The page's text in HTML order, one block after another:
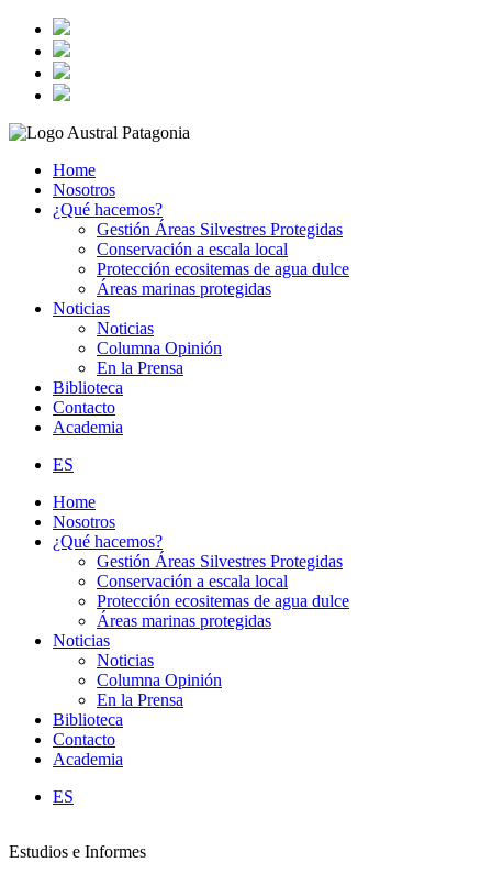
Home
Nosotros
¿Qué hacemos?
Gestión Áreas Silvestres Protegidas
Conservación a escala local
Protección ecositemas de agua dulce
Áreas marinas protegidas
Noticias
Noticias
Columna Opinión
En la Prensa
Biblioteca
Contacto
Academia
ES
Home
Nosotros
¿Qué hacemos?
Gestión Áreas Silvestres Protegidas
Conservación a escala local
Protección ecositemas de agua dulce
Áreas marinas protegidas
Noticias
Noticias
Columna Opinión
En la Prensa
Biblioteca
Contacto
Academia
ES
Estudios e Informes